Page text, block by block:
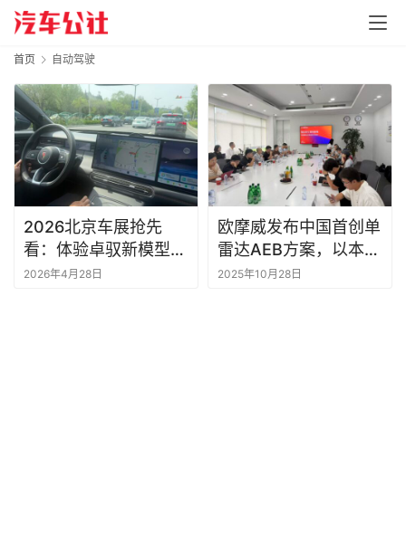
首页 自动驾驶
2026北京车展抢先
看：体验卓驭新模型，
感受接地气的“老司机”
2026年4月28日
欧摩威发布中国首创单
雷达AEB方案，以本土
化战略加速智驾技术落
2025年10月28日